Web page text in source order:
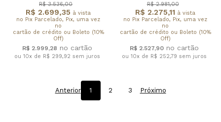
R$ 2.699,35 à vista
no Pix Parcelado, Pix, uma vez
no
cartão de crédito ou Boleto (10%
Off)
R$ 3.536,00
R$ 2.999,28
ou 10x de R$ 299,92 sem juros
R$ 2.275,11 à vista
no Pix Parcelado, Pix, uma vez
no
cartão de crédito ou Boleto (10%
Off)
R$ 2.981,00
R$ 2.527,90
ou 10x de R$ 252,79 sem juros
Anterior 1 2 3 Próximo